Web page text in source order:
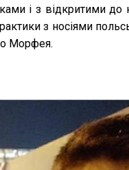
і з відкритими до
з носіями
Морфея.